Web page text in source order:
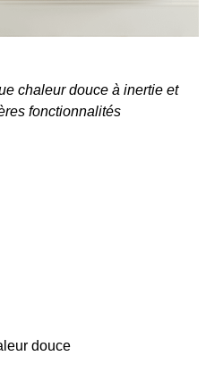
chaleur douce à inertie et
fonctionnalités
douce